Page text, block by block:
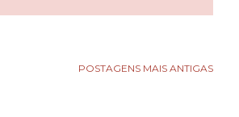
POSTAGENS MAIS ANTIGAS